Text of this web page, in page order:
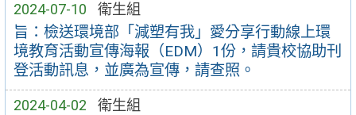
2024-07-10 衛生組
旨：檢送環境部「減塑有我」愛分享行動線上環
境教育活動宣傳海報（EDM）1份，請貴校協助刊
登活動訊息，並廣為宣傳，請查照。
2024-04-02 衛生組